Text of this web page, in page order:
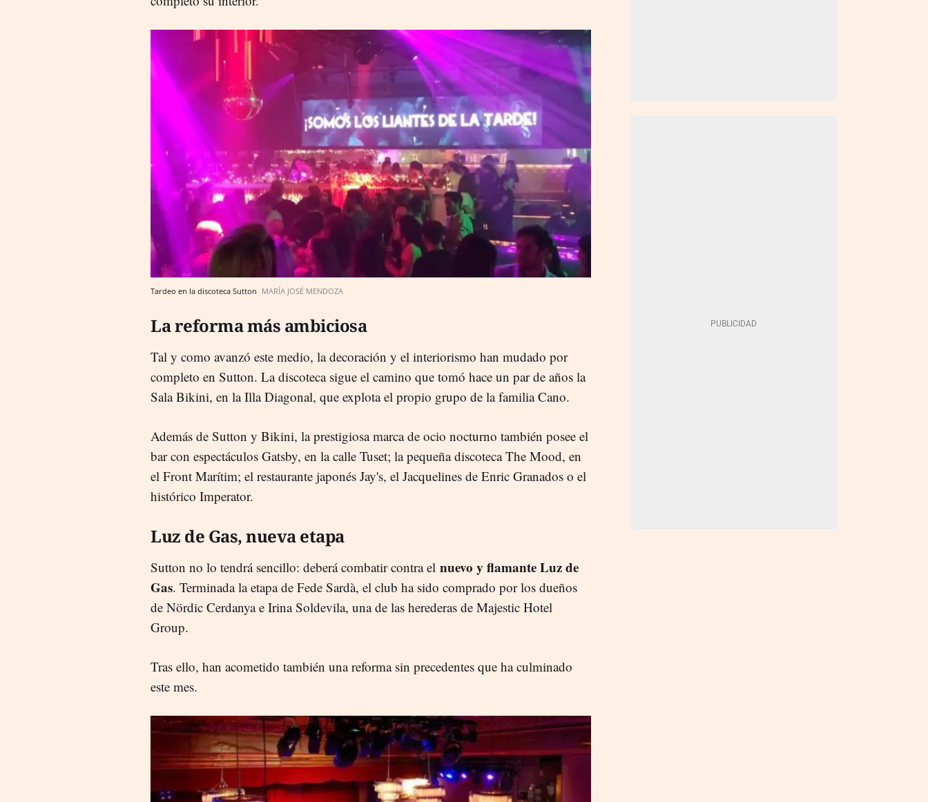
Tardeo en la discoteca Sutton MARÍA JOSÉ MENDOZA
La reforma más ambiciosa
Tal y como avanzó este medio, la decoración y el interiorismo han mudado por
completo en Sutton. La discoteca sigue el camino que tomó hace un par de años la
Sala Bikini, en la Illa Diagonal, que explota el propio grupo de la familia Cano.
Además de Sutton y Bikini, la prestigiosa marca de ocio nocturno también posee el
bar con espectáculos Gatsby, en la calle Tuset; la pequeña discoteca The Mood, en
el Front Marítim; el restaurante japonés Jay's, el Jacquelines de Enric Granados o el
histórico Imperator.
Luz de Gas, nueva etapa
Sutton no lo tendrá sencillo: deberá combatir contra el nuevo y flamante Luz de
Gas. Terminada la etapa de Fede Sardà, el club ha sido comprado por los dueños
de Nördic Cerdanya e Irina Soldevila, una de las herederas de Majestic Hotel
Group.
Tras ello, han acometido también una reforma sin precedentes que ha culminado
este mes.